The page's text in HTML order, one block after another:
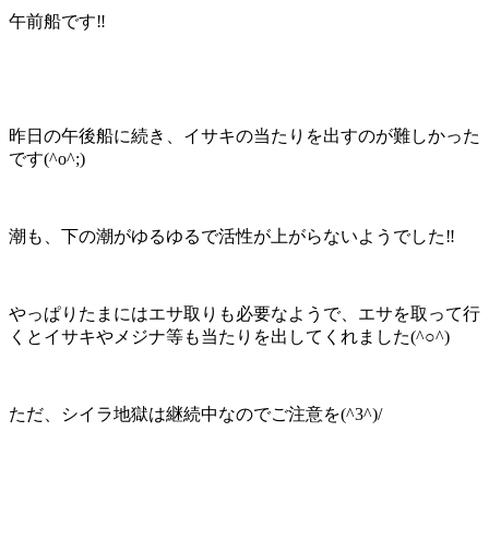
午前船です‼️
昨日の午後船に続き、イサキの当たりを出すのが難しかった
です(^o^;)
潮も、下の潮がゆるゆるで活性が上がらないようでした‼️
やっぱりたまにはエサ取りも必要なようで、エサを取って行
くとイサキやメジナ等も当たりを出してくれました(^○^)
ただ、シイラ地獄は継続中なのでご注意を(^3^)/